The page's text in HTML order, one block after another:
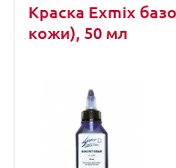
Краска Exmix
кожи), 50 мл